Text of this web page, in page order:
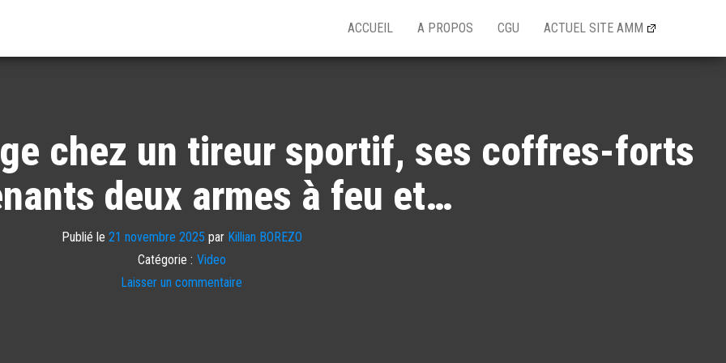
ACCUEIL A PROPOS CGU ACTUEL SITE AMM
chez un tireur sportif, ses coffres-forts
deux armes à feu et…
Publié le 21 novembre 2025 par Killian BOREZO
Catégorie : Video
Laisser un commentaire